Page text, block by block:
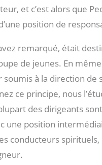
et c’est alors que
position de
remarqué, était
de jeunes. En
à la direction de
ce principe, nous
des dirigeants
une position
conducteurs